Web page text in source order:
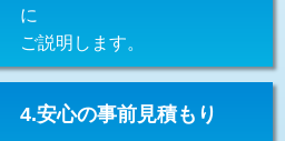
16,500円
岐水栓） 16,500円
16,500円
に
ご説明します。
4.安心の事前見積もり